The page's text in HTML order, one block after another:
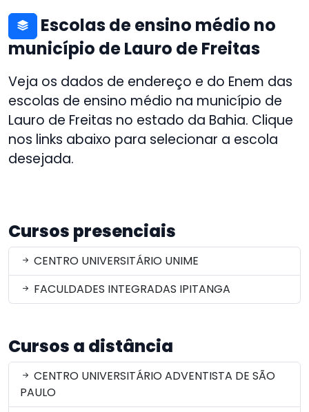
Escolas de ensino médio no
município de Lauro de Freitas
Veja os dados de endereço e do Enem das
escolas de ensino médio na município de
Lauro de Freitas no estado da Bahia. Clique
nos links abaixo para selecionar a escola
desejada.
Cursos presenciais
CENTRO UNIVERSITÁRIO UNIME
FACULDADES INTEGRADAS IPITANGA
Cursos a distância
CENTRO UNIVERSITÁRIO ADVENTISTA DE SÃO
PAULO